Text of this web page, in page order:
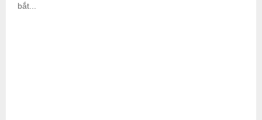
bắt...